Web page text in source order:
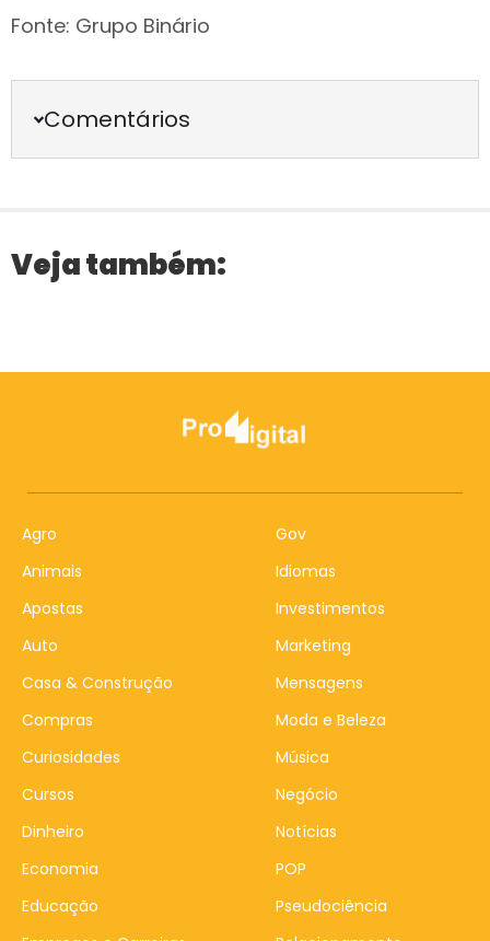
Fonte: Grupo Binário
Comentários
Veja também:
Agro
Animais
Apostas
Auto
Casa & Construção
Compras
Curiosidades
Cursos
Dinheiro
Economia
Educação
Gov
Idiomas
Investimentos
Marketing
Mensagens
Moda e Beleza
Música
Negócio
Notícias
POP
Pseudociência